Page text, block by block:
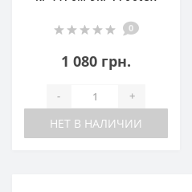
0
1 080 грн.
- +
НЕТ В НАЛИЧИИ